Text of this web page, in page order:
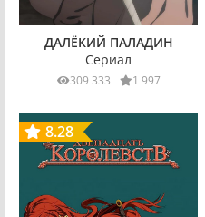
ДАЛЁКИЙ ПАЛАДИН
Сериал
309 333 1 997
8.28